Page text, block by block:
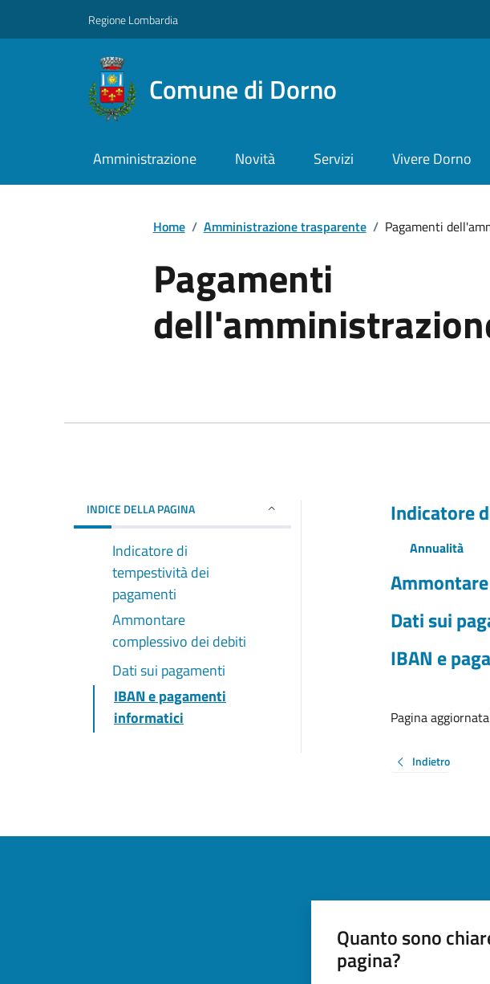
Regione Lombardia
Comune di Dorno
Amministrazione Novità Servizi Vivere Dorno
Home / Amministrazione trasparente / Pagamenti
Pagamenti
INDICE DELLA PAGINA
Indicatore di
tempestività dei
pagamenti
Ammontare
complessivo dei debiti
Dati sui pagamenti
IBAN e pagamenti
informatici
Indicatore
Annualità
Dati sui
IBAN e
Pagina
Indietro
Quanto sono
pagina?